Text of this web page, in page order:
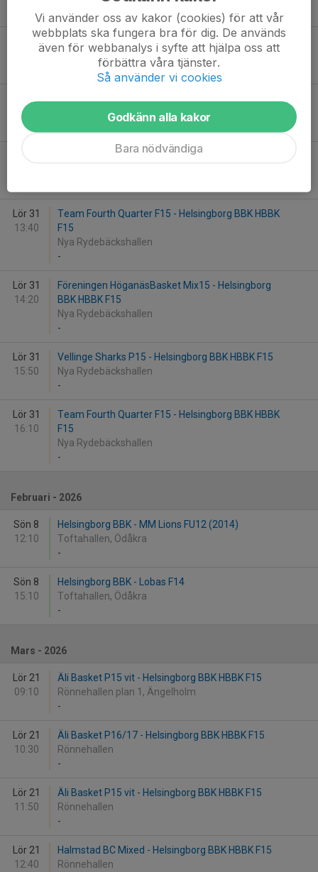
Lör 10
BK50 F14 - Helsingborg BBK
ISLK-hallen, Lund
Lör 10
14:10
MM Panthers FU12 2 (2014) - Helsingborg BBK
ISLK-hallen, Lund
Eb sammandrag - Helsingborg BBK HBBK F15
Lör 31
13:40
Team Fourth Quarter F15 - Helsingborg BBK HBBK
F15
Nya Rydebäckshallen
-
Lör 31
14:20
Föreningen HöganäsBasket Mix15 - Helsingborg
BBK HBBK F15
Nya Rydebäckshallen
-
Lör 31
15:50
Vellinge Sharks P15 - Helsingborg BBK HBBK F15
Nya Rydebäckshallen
-
Lör 31
16:10
Team Fourth Quarter F15 - Helsingborg BBK HBBK
F15
Nya Rydebäckshallen
-
Februari - 2026
Sön 8
12:10
Helsingborg BBK - MM Lions FU12 (2014)
Toftahallen, Ödåkra
-
Sön 8
15:10
Helsingborg BBK - Lobas F14
Toftahallen, Ödåkra
-
Mars - 2026
Lör 21
09:10
Äli Basket P15 vit - Helsingborg BBK HBBK F15
Rönnehallen plan 1, Ängelholm
-
Lör 21
10:30
Äli Basket P16/17 - Helsingborg BBK HBBK F15
Rönnehallen
-
Lör 21
11:50
Äli Basket P15 vit - Helsingborg BBK HBBK F15
Rönnehallen
-
Lör 21
12:40
Halmstad BC Mixed - Helsingborg BBK HBBK F15
Rönnehallen
Vi använder oss av kakor (cookies) för att vår
webbplats ska fungera bra för dig. De används
även för webbanalys i syfte att hjälpa oss att
förbättra våra tjänster.
Så använder vi cookies
Godkänn alla kakor
Bara nödvändiga